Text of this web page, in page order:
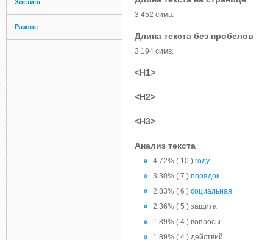
Хостинг
Разное
3 452 симв.
Длина текста без пробелов
3 194 симв.
<H1>
<H2>
<H3>
Анализ текста
4.72% ( 10 ) году
3.30% ( 7 ) порядок
2.83% ( 6 ) социальная
2.36% ( 5 ) защита
1.89% ( 4 ) вопросы
1.89% ( 4 ) действий